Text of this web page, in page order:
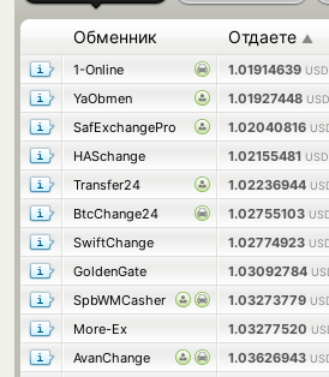
Обменник Отдаете ▲
1-Online 1.01914639
YaObmen
1.01927448
SafExchangePro
1.02040816
HASchange
1.02155481
Transfer24
1.02236944
BtcChange24
1.02755103
SwiftChange
1.02774923
GoldenGate
1.03092784
SpbWMCasher
1.03273779
More-Ex
1.03277520
AvanChange
1.03626943